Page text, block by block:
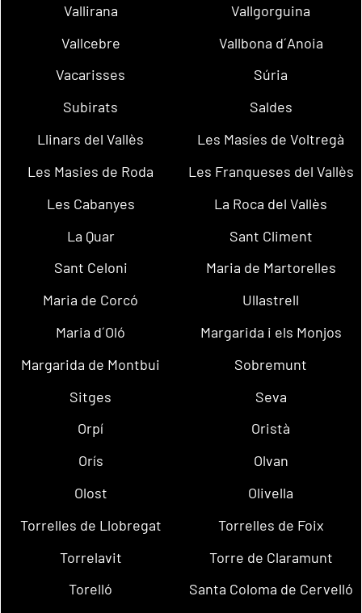
Vallirana
Vallgorguina
Vallcebre
Vallbona d´Anoia
Vacarisses
Súria
Subirats
Saldes
Llinars del Vallès
Les Masíes de Voltregà
Les Masies de Roda
Les Franqueses del Vallès
Les Cabanyes
La Roca del Vallès
La Quar
Sant Climent
Sant Celoni
Maria de Martorelles
Maria de Corcó
Ullastrell
Maria d´Oló
Margarida i els Monjos
Margarida de Montbui
Sobremunt
Sitges
Seva
Orpí
Oristà
Orís
Olvan
Olost
Olivella
Torrelles de Llobregat
Torrelles de Foix
Torrelavit
Torre de Claramunt
Torelló
Santa Coloma de Cervelló